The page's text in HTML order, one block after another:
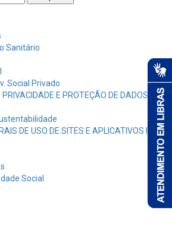
Sanitário
Social Privado
PRIVACIDADE E PROTEÇÃO DE DADOS
DE USO DE SITES E APLICATIVOS DA
Social